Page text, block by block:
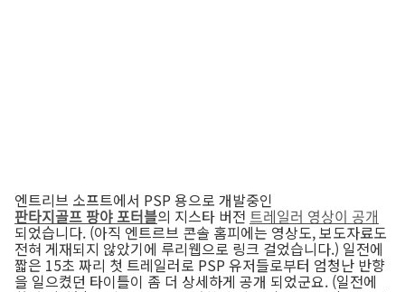
엔트리브 소프트에서 PSP 용으로 개발중인
판타지골프 팡야 포터블의 지스타 버전 트레일러 영상이 공개
되었습니다. (아직 엔트르브 콘솔 홈피에는 영상도, 보도자료도
전혀 게재되지 않았기에 루리웹으로 링크 걸었습니다.) 일전에
짧은 15초 짜리 첫 트레일러로 PSP 유저들로부터 엄청난 반향
을 일으켰던 타이틀이 좀 더 상세하게 공개 되었군요. (일전에